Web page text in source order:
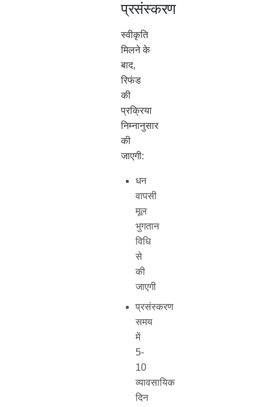
प्रसंस्करण
स्वीकृति
मिलने के
बाद,
रिफंड
की
प्रक्रिया
निम्नानुसार
की
जाएगी:
धन
वापसी
मूल
भुगतान
विधि
से
की
जाएगी
प्रसंस्करण
समय
में
5-
10
व्यावसायिक
दिन